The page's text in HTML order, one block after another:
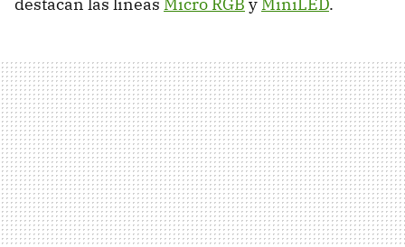
destacan las líneas Micro RGB y MiniLED.